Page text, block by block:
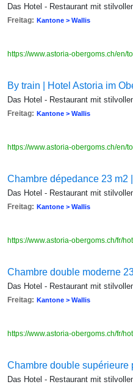
Das Hotel - Restaurant mit
Freitag: Kantone > Wallis
https://www.astoria-obergoms.ch/en/
By train | Hotel Astoria im
Das Hotel - Restaurant mit
Freitag: Kantone > Wallis
https://www.astoria-obergoms.ch/en/
Chambre dépedance 23 m2
Das Hotel - Restaurant mit
Freitag: Kantone > Wallis
https://www.astoria-obergoms.ch/fr/
Chambre double moderne
Das Hotel - Restaurant mit
Freitag: Kantone > Wallis
https://www.astoria-obergoms.ch/fr/
Chambre double supérieure
Das Hotel - Restaurant mit